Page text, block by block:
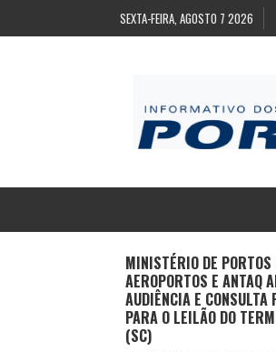
SEXTA-FEIRA, AGOSTO 7 2026
MINISTÉRIO DE PORTOS
AEROPORTOS E ANTAQ
AUDIÊNCIA E CONSULTA
PARA O LEILÃO DO
(SC)